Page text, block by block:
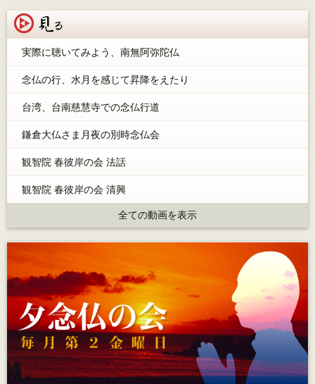
実際に聴いてみよう、南無阿弥陀仏
念仏の行、水月を感じて昇降をえたり
台湾、台南慈慧寺での念仏行道
鎌倉大仏さま月夜の別時念仏会
観智院 春彼岸の会 法話
観智院 春彼岸の会 清興
全ての動画を表示